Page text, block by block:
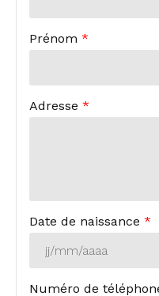
Prénom *
Adresse *
Date de naissance *
Numéro de